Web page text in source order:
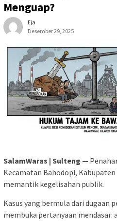
Menguap?
Eja
Desember 29, 2025
SalamWaras | Sulteng —
Kecamatan Bahodopi,
memantik kegelisahan publik.
Kasus yang bermula dari dugaan
membuka pertanyaan mendasar: